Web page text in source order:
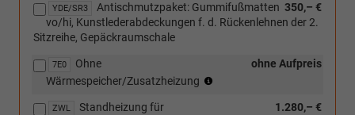
Sitze)
Abwahl
AGR
ergoComfort
Verbindung
mit
[ZWY]
ergoComfort
Sitze)
YDE/SR3 350,– €
Antischmutzpaket: Gummifußmatten
vo/hi, Kunstlederabdeckungen f. d. Rückenlehnen der 2.
Sitzreihe, Gepäckraumschale
7E0 ohne Aufpreis
Ohne
Wärmespeicher/Zusatzheizung
ZWL 1.280,– €
Standheizung für